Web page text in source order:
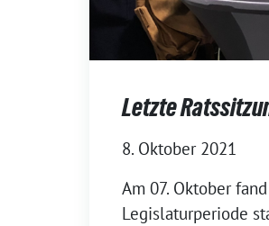
Letzte
8. Oktober 2021
Am 07. Oktober
Legislaturperiode